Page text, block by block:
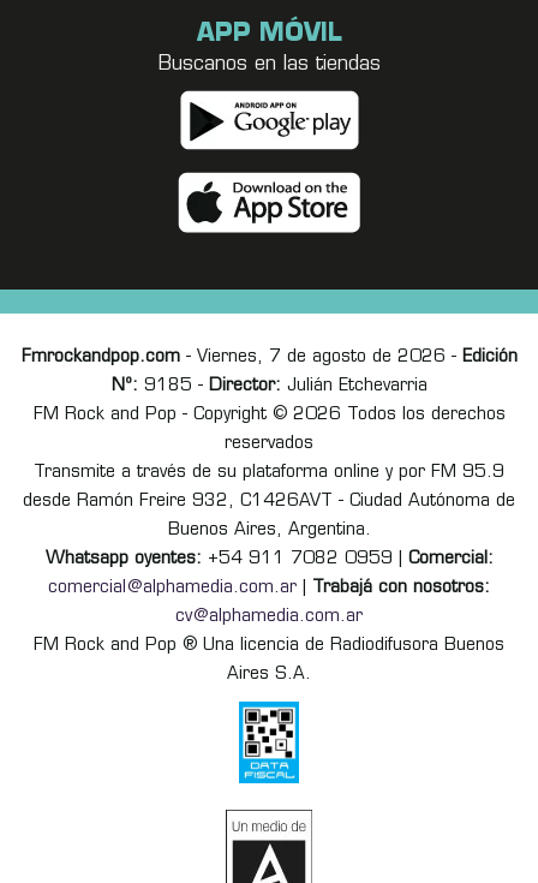
APP MÓVIL
Buscanos en las tiendas
Fmrockandpop.com- Viernes, 7 de agosto de 2026 - Edición
Nº: 9185 - Director: Julián Etchevarria
FM Rock and Pop - Copyright © 2026 Todos los derechos
reservados
Transmite a través de su plataforma online y por FM 95.9
desde Ramón Freire 932, C1426AVT - Ciudad Autónoma de
Buenos Aires, Argentina.
Whatsapp oyentes: +54 911 7082 0959 | Comercial:
comercial@alphamedia.com.ar
Trabajá con nosotros:
cv@alphamedia.com.ar
FM Rock and Pop ® Una licencia de Radiodifusora Buenos
Aires S.A.